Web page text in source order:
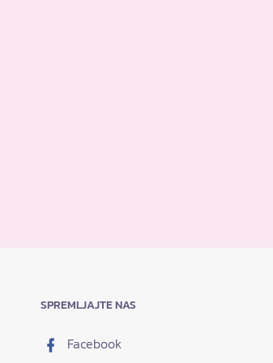
SPREMLJAJTE NAS
Facebook